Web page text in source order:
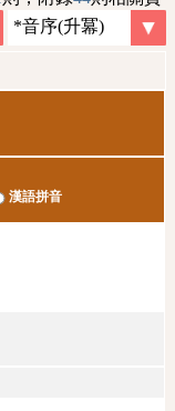
漢語拼音